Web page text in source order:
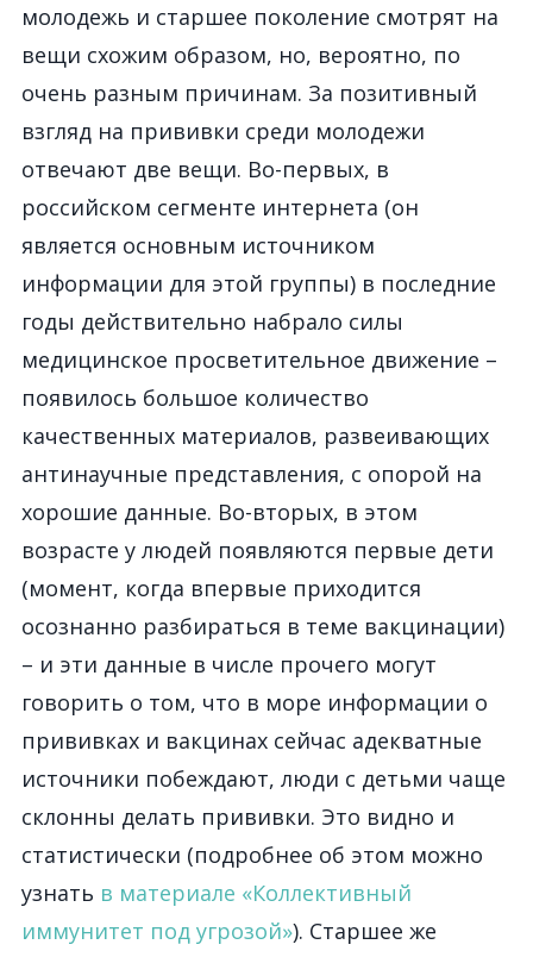
молодежь и старшее поколение смотрят на
вещи схожим образом, но, вероятно, по
очень разным причинам. За позитивный
взгляд на прививки среди молодежи
отвечают две вещи. Во-первых, в
российском сегменте интернета (он
является основным источником
информации для этой группы) в последние
годы действительно набрало силы
медицинское просветительное движение –
появилось большое количество
качественных материалов, развеивающих
антинаучные представления, с опорой на
хорошие данные. Во-вторых, в этом
возрасте у людей появляются первые дети
(момент, когда впервые приходится
осознанно разбираться в теме вакцинации)
– и эти данные в числе прочего могут
говорить о том, что в море информации о
прививках и вакцинах сейчас адекватные
источники побеждают, люди с детьми чаще
склонны делать прививки. Это видно и
статистически (подробнее об этом можно
узнать в материале «Коллективный
иммунитет под угрозой»). Старшее же